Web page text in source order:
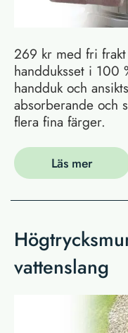
269 kr med fri
handduksset i 100
handduk och
absorberande och
flera fina färger.
Läs mer
vattenslang